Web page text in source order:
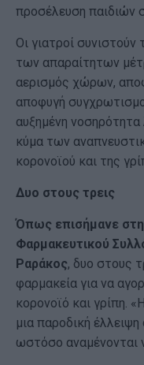
προσέλευση παιδιών
Οι γιατροί
των απαραίτητων
αερισμός χώρων,
αποφυγή
αυξημένη
κύμα των
κορονοϊού και της
Δυο στους τρεις
Όπως επισήμανε
Φαρμακευτικού
Ραράκος, δυο στους
φαρμακεία για να
κορονοϊό και γρίπη.
μια παροδική
ωστόσο αναμένονται